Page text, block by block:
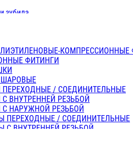
OASIS
КОМПРЕССИОННЫЕ
ФИТИНГИ
/ СОЕДИНИТЕЛЬНЫЕ
ВНУТРЕННЕЙ РЕЗЬБОЙ
НАРУЖНОЙ РЕЗЬБОЙ
ПЕРЕХОДНЫЕ / СОЕДИНИТЕЛЬНЫЕ
С ВНУТРЕННЕЙ РЕЗЬБОЙ
С НАРУЖНОЙ РЕЗЬБОЙ